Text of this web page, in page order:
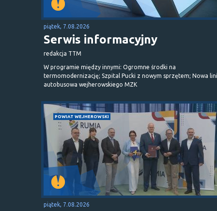
piątek, 7.08.2026
Serwis informacyjny
redakcja TTM
W programie między innymi: Ogromne środki na
termomodernizację; Szpital Pucki z nowym sprzętem; Nowa
autobusowa wejherowskiego MZK
POWIAT WEJHEROWSKI
piątek, 7.08.2026